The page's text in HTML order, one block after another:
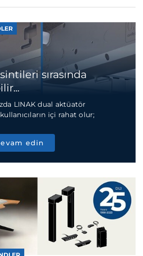
sırasında
LINAK dual aktüatör
içi rahat olur;
edin